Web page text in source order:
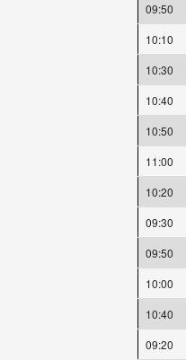
09:50
10:10
10:30
10:40
10:50
11:00
10:20
09:30
09:50
10:00
10:40
09:20